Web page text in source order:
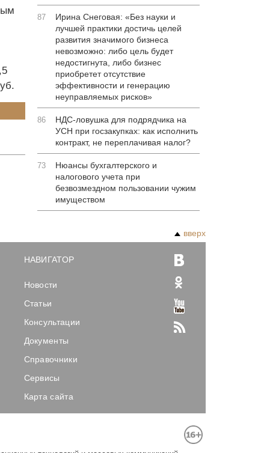
87
Ирина Снеговая: «Без науки и
лучшей практики достичь целей
развития значимого бизнеса
невозможно: либо цель будет
недостигнута, либо бизнес
приобретет отсутствие
эффективности и генерацию
неуправляемых рисков»
86
НДС-ловушка для подрядчика на
УСН при госзакупках: как исполнить
контракт, не переплачивая налог?
73
Нюансы бухгалтерского и
налогового учета при
безвозмездном пользовании чужим
имуществом
вверх
НАВИГАТОР
Новости
Статьи
Консультации
Документы
Справочники
Сервисы
Карта сайта